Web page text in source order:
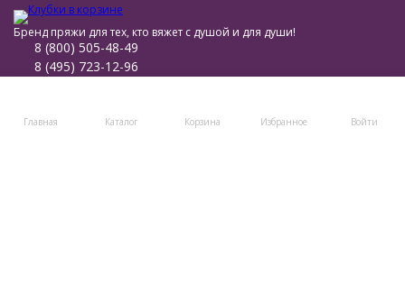
Главная Каталог Корзина Избранное Войти
Бренд пряжи для тех, кто вяжет с душой и для души!
8 (800) 505-48-49
8 (495) 723-12-96